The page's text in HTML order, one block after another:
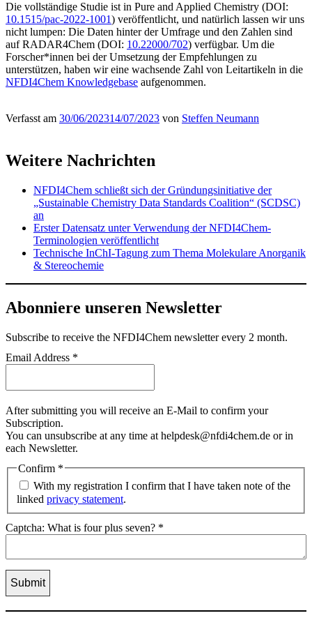
Die vollständige Studie ist in Pure and Applied Chemistry (DOI:
10.1515/pac-2022-1001) veröffentlicht, und natürlich lassen wir uns
nicht lumpen: Die Daten hinter der Umfrage und den Zahlen sind
auf RADAR4Chem (DOI: 10.22000/702) verfügbar. Um die
Forscher*innen bei der Umsetzung der Empfehlungen zu
unterstützen, haben wir eine wachsende Zahl von Leitartikeln in die
NFDI4Chem Knowledgebase aufgenommen.
Verfasst am 30/06/202314/07/2023 von Steffen Neumann
Weitere Nachrichten
NFDI4Chem schließt sich der Gründungsinitiative der
„Sustainable Chemistry Data Standards Coalition“ (SCDSC)
an
Erster Datensatz unter Verwendung der NFDI4Chem-
Terminologien veröffentlicht
Technische InChI-Tagung zum Thema Molekulare Anorganik
& Stereochemie
Abonniere unseren Newsletter
Subscribe to receive the NFDI4Chem newsletter every 2 month.
Email Address *
After submitting you will receive an E-Mail to confirm your
Subscription.
You can unsubscribe at any time at helpdesk@nfdi4chem.de or in
each Newsletter.
Confirm *
With my registration I confirm that I have taken note of the
linked privacy statement.
Captcha: What is four plus seven? *